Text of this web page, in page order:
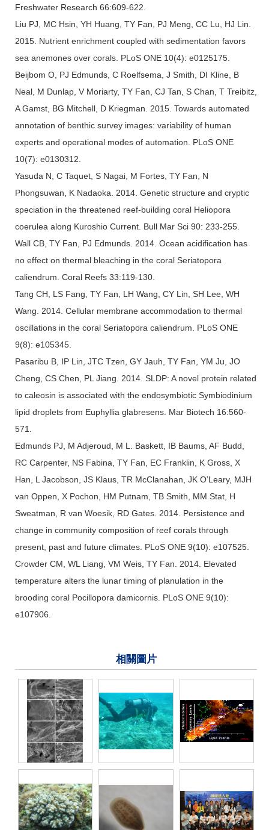
Freshwater Research 66:609-622.
Liu PJ, MC Hsin, YH Huang, TY Fan, PJ Meng, CC Lu, HJ Lin.
2015. Nutrient enrichment coupled with sedimentation favors
sea anemones over corals. PLoS ONE 10(4): e0125175.
Beijbom O, PJ Edmunds, C Roelfsema, J Smith, DI Kline, B
Neal, M Dunlap, V Moriarty, TY Fan, CJ Tan, S Chan, T Treibitz,
A Gamst, BG Mitchell, D Kriegman. 2015. Towards automated
annotation of benthic survey images: variability of human
experts and operational modes of automation. PLoS ONE
10(7): e0130312.
Yasuda N, C Taquet, S Nagai, M Fortes, TY Fan, N
Phongsuwan, K Nadaoka. 2014. Genetic structure and cryptic
speciation in the threatened reef-building coral Heliopora
coerulea along Kuroshio Current. Bull Mar Sci 90: 233-255.
Wall CB, TY Fan, PJ Edmunds. 2014. Ocean acidification has
no effect on thermal bleaching in the coral Seriatopora
caliendrum. Coral Reefs 33:119-130.
Tang CH, LS Fang, TY Fan, LH Wang, CY Lin, SH Lee, WH
Wang. 2014. Cellular membrane accommodation to thermal
oscillations in the coral Seriatopora caliendrum. PLoS ONE
9(8): e105345.
Pasaribu B, IP Lin, JTC Tzen, GY Jauh, TY Fan, YM Ju, JO
Cheng, CS Chen, PL Jiang. 2014. SLDP: A novel protein related
to caleosin is associated with the endosymbiotic Symbiodinium
lipid droplets from Euphyllia glabresens. Mar Biotech 16:560-
571.
Edmunds PJ, M Adjeroud, M L. Baskett, IB Baums, AF Budd,
RC Carpenter, NS Fabina, TY Fan, EC Franklin, K Gross, X
Han, L Jacobson, JS Klaus, TR McClanahan, JK O’Leary, MJH
van Oppen, X Pochon, HM Putnam, TB Smith, MM Stat, H
Sweatman, R van Woesik, RD Gates. 2014. Persistence and
change in community composition of reef corals through
present, past and future climates. PLoS ONE 9(10): e107525.
Crowder CM, WL Liang, VM Weis, TY Fan. 2014. Elevated
temperature alters the lunar timing of planulation in the
brooding coral Pocillopora damicornis. PLoS ONE 9(10):
e107906.
相關圖片